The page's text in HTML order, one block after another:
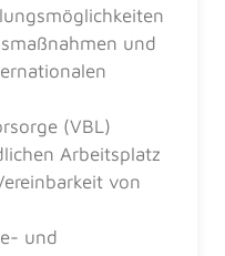
und
(VBL)
Arbeitsplatz
von
und